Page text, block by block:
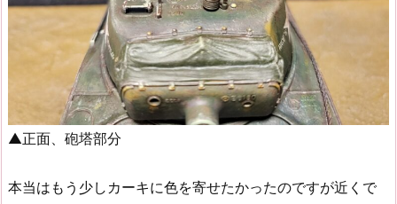
▲正面、砲塔部分
本当はもう少しカーキに色を寄せたかったのですが近くで